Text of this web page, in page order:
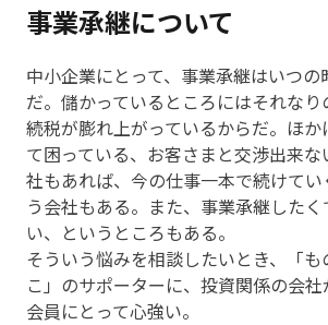
事業承継について
中小企業にとって、事業承継はいつ
だ。儲かっているところにはそれな
続税が膨れ上がっているからだ。ほか
て困っている、お客さまと交渉出来
社もあれば、今の仕事一本で続けて
う会社もある。また、事業承継した
い、というところもある。
そういう悩みを相談したいとき、「
こ」のサポーターに、投資関係の会
会員にとって心強い。